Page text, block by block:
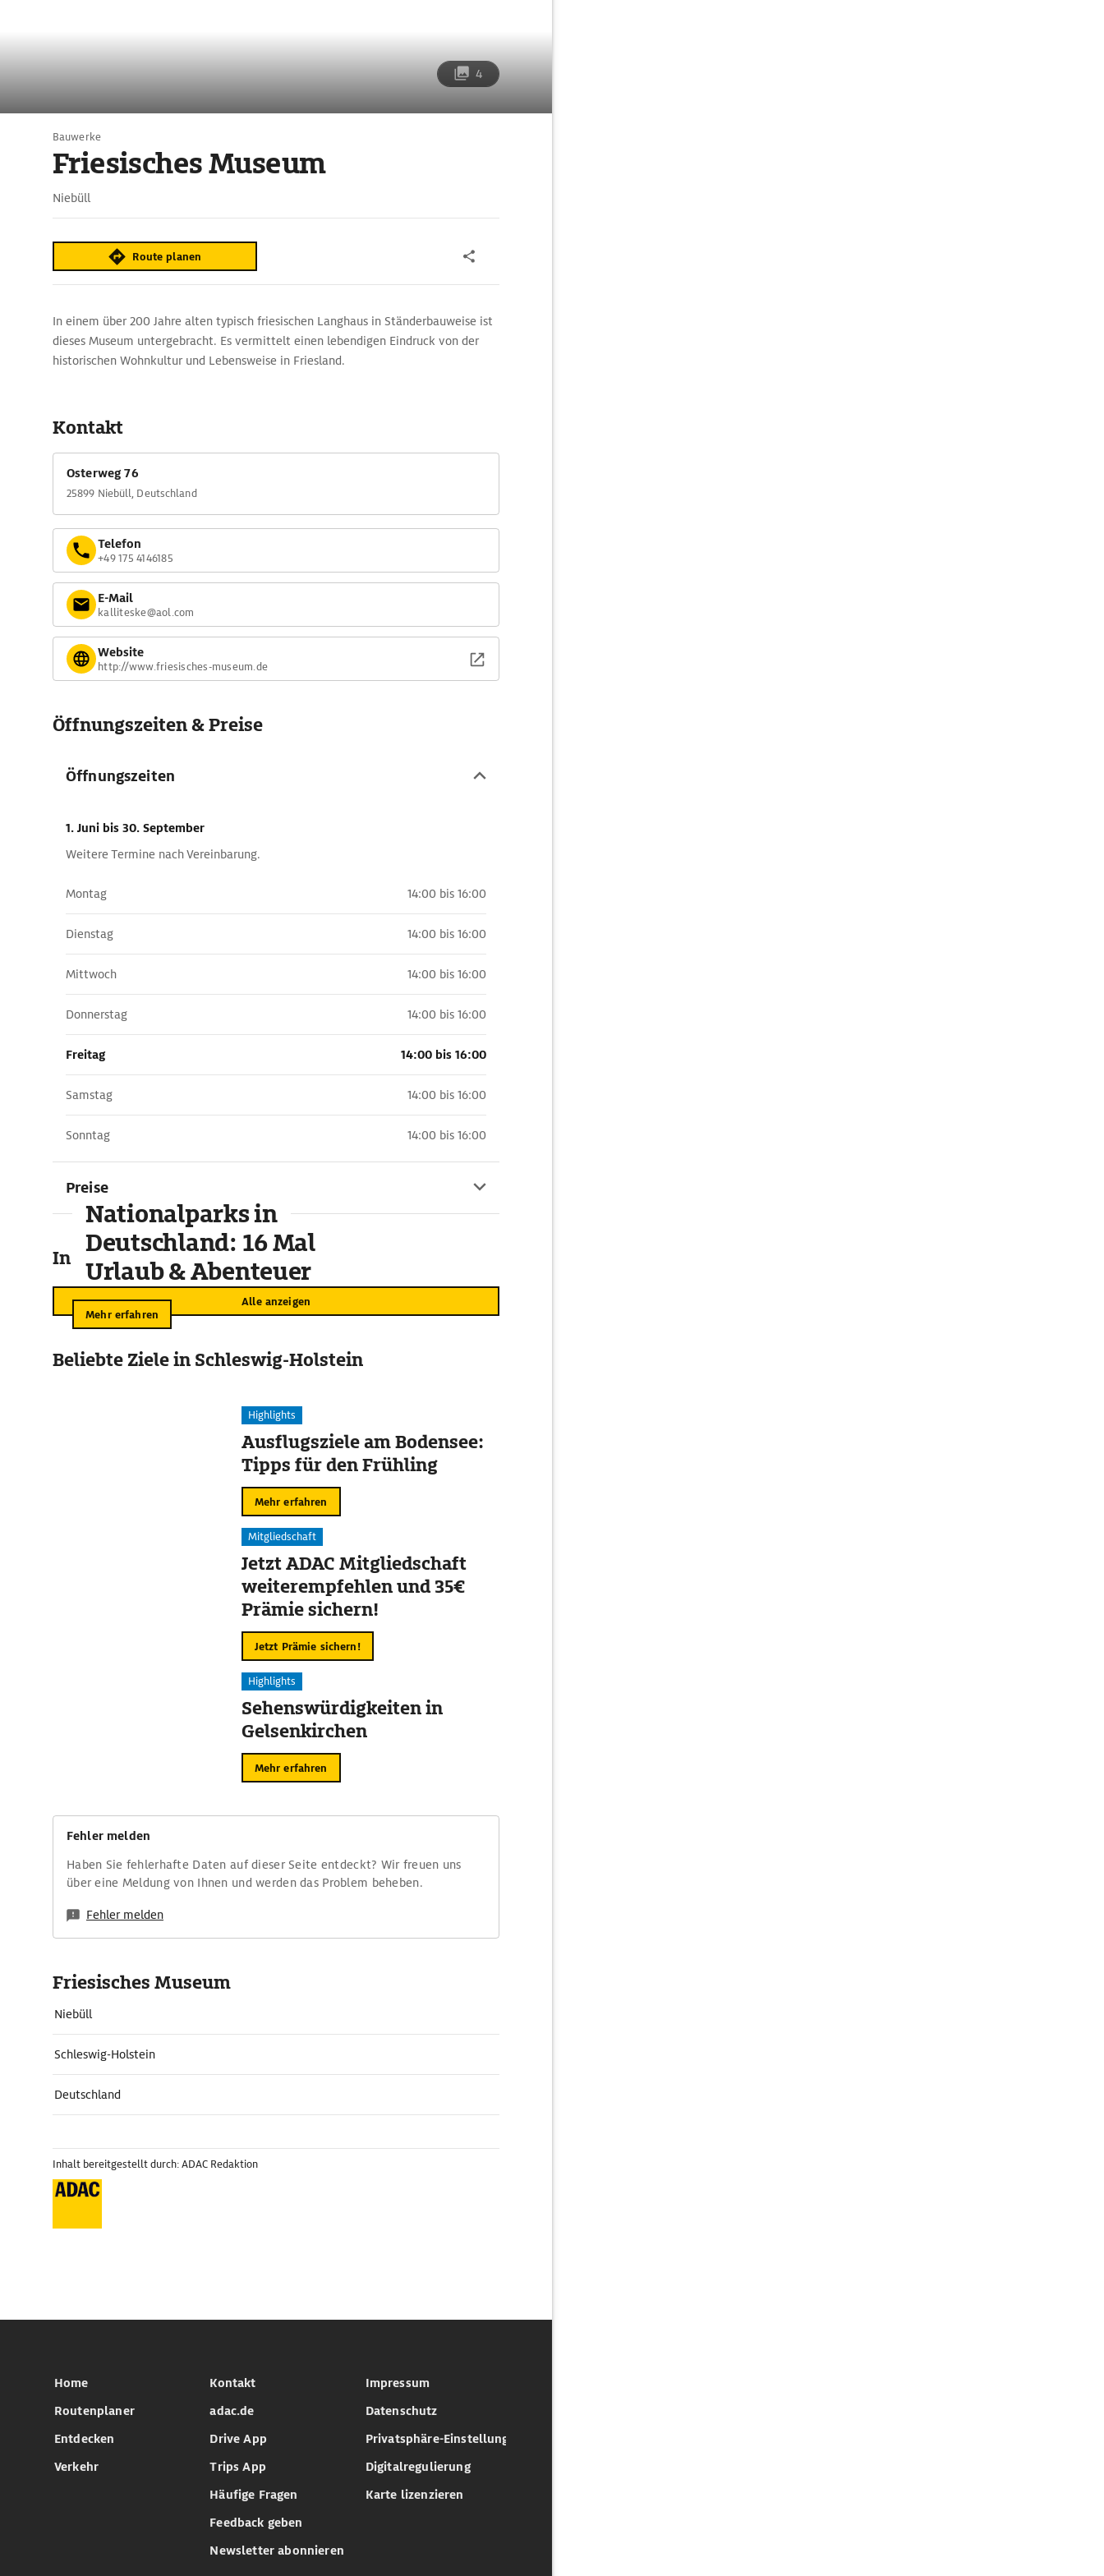
4
Bauwerke
Friesisches Museum
Niebüll
Route planen
In einem über 200 Jahre alten typisch friesischen Langhaus in Ständerbauweise ist
dieses Museum untergebracht. Es vermittelt einen lebendigen Eindruck von der
historischen Wohnkultur und Lebensweise in Friesland.
Kontakt
Osterweg 76
25899 Niebüll, Deutschland
Telefon
+49 175 4146185
E-Mail
kalliteske@aol.com
Website
http://www.friesisches-museum.de
Öffnungszeiten & Preise
Öffnungszeiten
1. Juni bis 30. September
Weitere Termine nach Vereinbarung.
Montag 14:00 bis 16:00
Dienstag 14:00 bis 16:00
Mittwoch 14:00 bis 16:00
Donnerstag 14:00 bis 16:00
Freitag 14:00 bis 16:00
Samstag 14:00 bis 16:00
Sonntag 14:00 bis 16:00
Preise
In der Umgebung
Alle anzeigen
Nationalparks in
Deutschland: 16 Mal
Urlaub & Abenteuer
Mehr erfahren
Beliebte Ziele in Schleswig-Holstein
Highlights
Ausflugsziele am Bodensee:
Tipps für den Frühling
Mehr erfahren
Mitgliedschaft
Jetzt ADAC Mitgliedschaft
weiterempfehlen und 35€
Prämie sichern!
Jetzt Prämie sichern!
Highlights
Sehenswürdigkeiten in
Gelsenkirchen
Mehr erfahren
Fehler melden
Haben Sie fehlerhafte Daten auf dieser Seite entdeckt? Wir freuen uns
über eine Meldung von Ihnen und werden das Problem beheben.
Fehler melden
Friesisches Museum
Niebüll
Schleswig-Holstein
Deutschland
Inhalt bereitgestellt durch: ADAC Redaktion
Home
Routenplaner
Entdecken
Verkehr
Kontakt
adac.de
Drive App
Trips App
Häufige Fragen
Feedback geben
Newsletter abonnieren
Impressum
Datenschutz
Privatsphäre-Einstellungen
Digitalregulierung
Karte lizenzieren